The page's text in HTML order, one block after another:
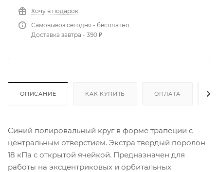
Хочу в подарок
Самовывоз сегодня - бесплатно
Доставка завтра - 390 ₽
ОПИСАНИЕ КАК КУПИТЬ ОПЛАТА
Синий полировальный круг в форме трапеции с
центральным отверстием. Экстра твердый поролон
18 кПа с открытой ячейкой. Предназначен для
работы на эксцентриковых и орбитальных